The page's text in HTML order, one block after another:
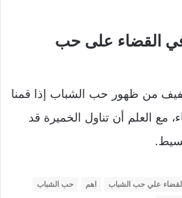
في القضاء على حب
من ظهور حب الشباب إذا قمنا
مع العلم أن تناول الخميرة قد
علي حب الشباب اهم
حب الشباب